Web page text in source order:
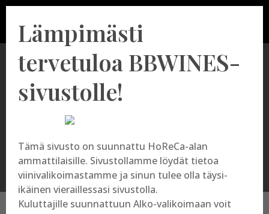
Progetti Agricoli
Lämpimästi
tervetuloa BBWINES-
sivustolle!
Tämä sivusto on suunnattu HoReCa-alan
ammattilaisille. Sivustollamme löydät tietoa
viinivalikoimastamme ja sinun tulee olla täysi-
ikäinen vieraillessasi sivustolla.
Kuluttajille suunnattuun Alko-valikoimaan voit